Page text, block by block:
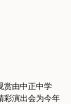
赏由中正中学
彩演出会为今年